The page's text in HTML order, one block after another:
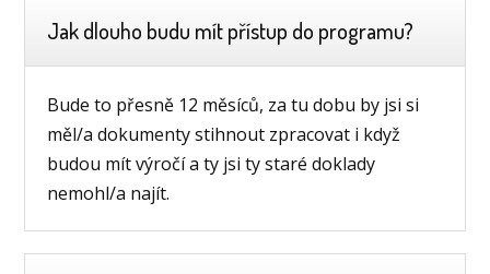
Jak dlouho budu mít přístup do programu?
Bude to přesně 12 měsíců, za tu dobu by jsi si
měl/a dokumenty stihnout zpracovat i když
budou mít výročí a ty jsi ty staré doklady
nemohl/a najít.